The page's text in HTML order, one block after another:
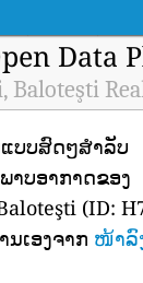
Data
Baloteşti
ແບບສົດໆສຳລັບ
ບອາກາດຂອງ
(ID:
ນເອງຈາກ ໜ້າລົ